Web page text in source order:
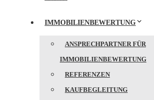
IMMOBILIENBEWERTUNG
ANSPRECHPARTNER FÜR
IMMOBILIENBEWERTUNG
REFERENZEN
KAUFBEGLEITUNG